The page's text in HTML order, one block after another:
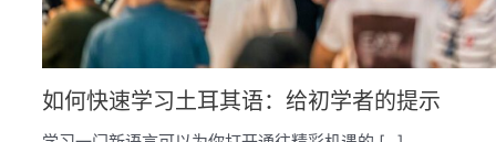
如何快速学习土耳其语：给初学者的提示